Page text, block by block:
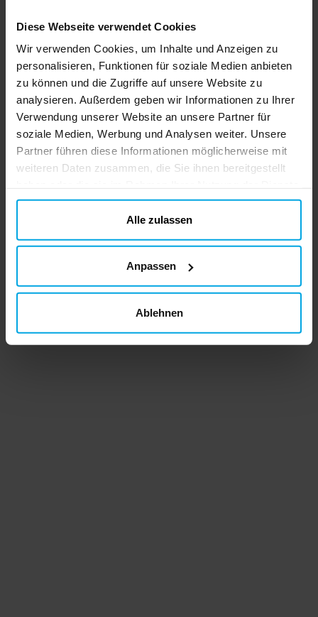
Diese Webseite verwendet Cookies
Wir verwenden Cookies, um Inhalte und Anzeigen zu
personalisieren, Funktionen für soziale Medien anbieten
zu können und die Zugriffe auf unsere Website zu
analysieren. Außerdem geben wir Informationen zu Ihrer
Verwendung unserer Website an unsere Partner für
soziale Medien, Werbung und Analysen weiter. Unsere
Partner führen diese Informationen möglicherweise mit
weiteren Daten zusammen, die Sie ihnen bereitgestellt
gesammelt haben. Ihre Einwilligung können Sie jederzeit.
Alle zulassen
Anpassen
Ablehnen